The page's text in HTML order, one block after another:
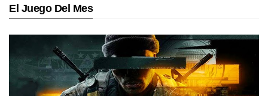
El Juego Del Mes